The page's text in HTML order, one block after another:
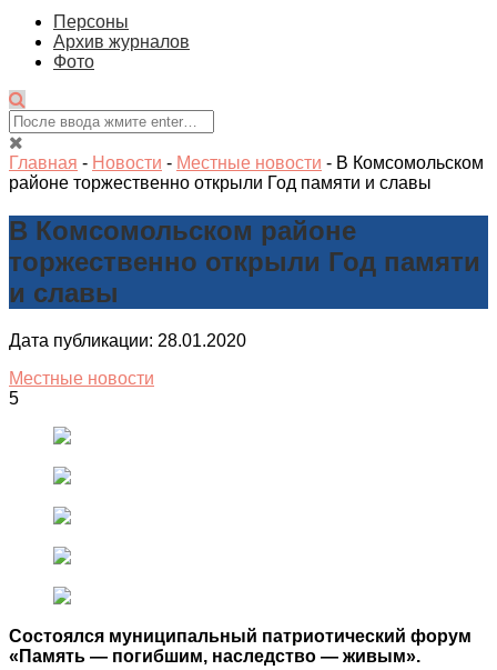
Персоны
Архив журналов
Фото
Главная - Новости - Местные новости - В Комсомольском
районе торжественно открыли Год памяти и славы
В Комсомольском районе
торжественно открыли Год памяти
и славы
Дата публикации: 28.01.2020
Местные новости
5
Состоялся муниципальный патриотический форум
«Память — погибшим, наследство — живым».